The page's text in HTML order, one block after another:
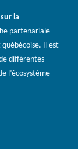
la
partenariale
Il est
différentes
l’écosystème